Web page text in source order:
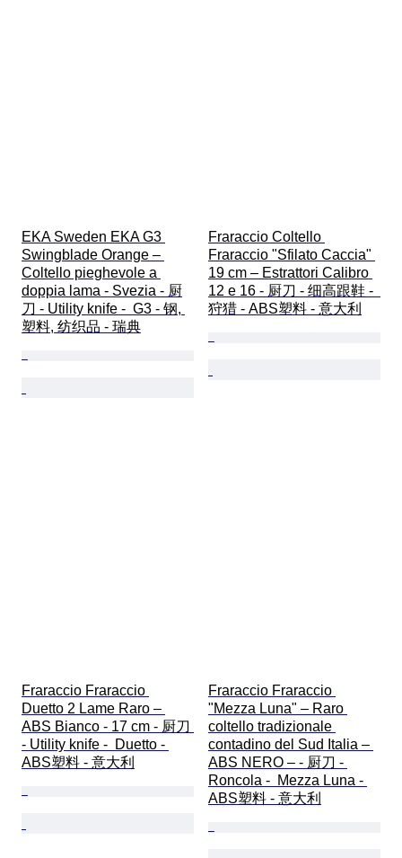
EKA Sweden EKA G3
Swingblade Orange –
Coltello pieghevole a
doppia lama - Svezia - 厨
刀 - Utility knife -  G3 - 钢,
塑料, 纺织品 - 瑞典
Fraraccio Coltello
Fraraccio "Sfilato Caccia"
19 cm – Estrattori Calibro
12 e 16 - 厨刀 - 细高跟鞋 -
狩猎 - ABS塑料 - 意大利
Fraraccio Fraraccio
Duetto 2 Lame Raro –
ABS Bianco - 17 cm - 厨刀
- Utility knife -  Duetto -
ABS塑料 - 意大利
Fraraccio Fraraccio
"Mezza Luna" – Raro
coltello tradizionale
contadino del Sud Italia –
ABS NERO – - 厨刀 -
Roncola -  Mezza Luna -
ABS塑料 - 意大利